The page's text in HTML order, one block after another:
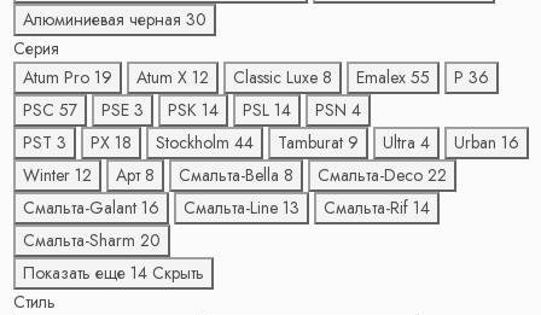
Алюминиевая черная 30
Серия
Atum Pro 19 Atum X 12 Classic Luxe 8 Emalex 55 P 36
PSC 57 PSE 3 PSK 14 PSL 14 PSN 4
PST 3 PX 18 Stockholm 44 Tamburat 9 Ultra 4 Urban 16
Winter 12 Арт 8 Смальта-Bella 8 Смальта-Deco 22
Смальта-Galant 16 Смальта-Line 13 Смальта-Rif 14
Смальта-Sharm 20
Показать еще 14 Скрыть
Стиль